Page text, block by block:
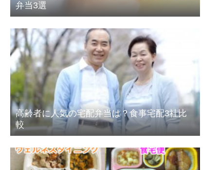
弁当3選
高齢者に人気の宅配弁当は？食事宅配3社比
較